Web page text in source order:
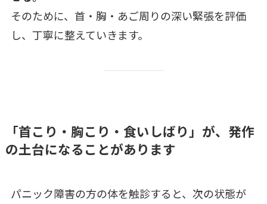
そのために、首・胸・あご周りの深い緊張を評価
し、丁寧に整えていきます。
「首こり・胸こり・食いしばり」が、発作
の土台になることがあります
パニック障害の方の体を触診すると、次の状態が